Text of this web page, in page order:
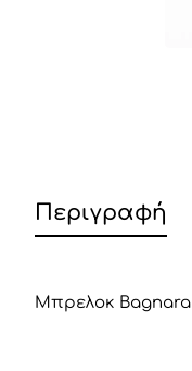
Περιγραφή
Μπρελοκ Bagnara